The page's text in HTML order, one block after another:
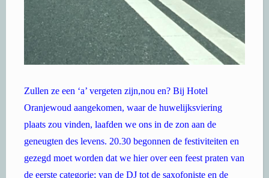
Zullen ze een ‘a’ vergeten zijn,nou en? Bij Hotel
Oranjewoud aangekomen, waar de huwelijksviering
plaats zou vinden, laafden we ons in de zon aan de
geneugten des levens. 20.30 begonnen de festiviteiten en
gezegd moet worden dat we hier over een feest praten van
de eerste categorie; van de DJ tot de saxofoniste en de